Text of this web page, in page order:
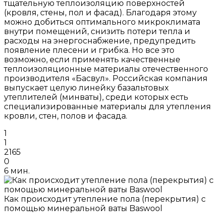
тщательную теплоизоляцию поверхностей
(кровля, стены, пол и фасад). Благодаря этому
можно добиться оптимального микроклимата
внутри помещений, снизить потери тепла и
расходы на энергоснабжение, предупредить
появление плесени и грибка. Но все это
возможно, если применять качественные
теплоизоляционные материалы отечественного
производителя «Басвул». Российская компания
выпускает целую линейку базальтовых
утеплителей (минваты), среди которых есть
специализированные материалы для утепления
кровли, стен, полов и фасада.
1
1
2165
0
6 мин.
Как происходит утепление пола (перекрытия) с
помощью минеральной ваты Baswool